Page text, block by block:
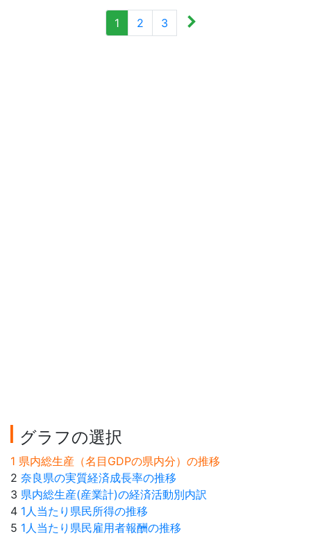
1 2 3
グラフの選択
1 県内総生産（名目GDPの県内分）の推移
2 奈良県の実質経済成長率の推移
3 県内総生産(産業計)の経済活動別内訳
4 1人当たり県民所得の推移
5 1人当たり県民雇用者報酬の推移